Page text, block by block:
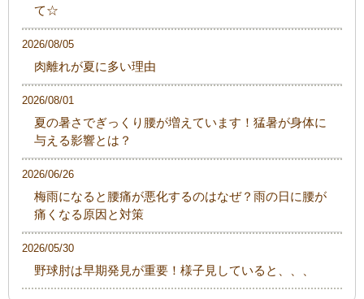
て☆
肉離れが夏に多い理由
2026/08/05
夏の暑さでぎっくり腰が増えています！猛暑が身体に
与える影響とは？
2026/08/01
梅雨になると腰痛が悪化するのはなぜ？雨の日に腰が
痛くなる原因と対策
2026/06/26
野球肘は早期発見が重要！様子見していると、、、
2026/05/30